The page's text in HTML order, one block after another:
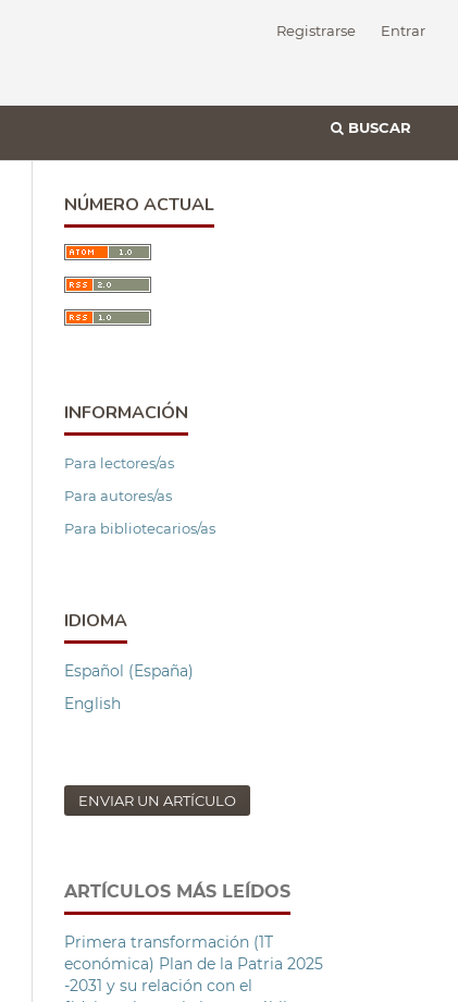
BUSCAR
Registrarse Entrar
NÚMERO ACTUAL
INFORMACIÓN
Para lectores/as
Para autores/as
Para bibliotecarios/as
IDIOMA
Español (España)
English
ENVIAR UN ARTÍCULO
ARTÍCULOS MÁS LEÍDOS
Primera transformación (1T
económica) Plan de la Patria 2025
-2031 y su relación con el